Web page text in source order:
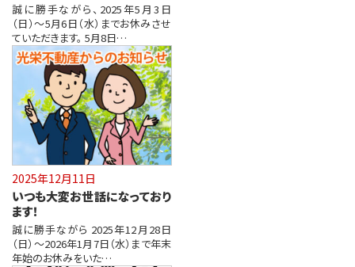
誠に勝手ながら、2025年5月3日
（日）～5月6日（水）までお休みさせ
ていただきます。 5月8日…
2025年12月11日
いつも大変お世話になっており
ます！
誠に勝手ながら 2025年12月28日
（日）～2026年1月7日（水）まで年末
年始のお休みをいた…